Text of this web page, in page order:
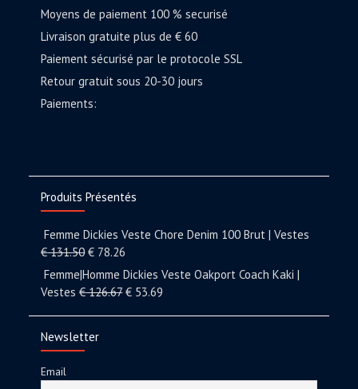
Moyens de paiement 100 % securisé
Livraison gratuite plus de € 60
Paiement sécurisé par le protocole SSL
Retour gratuit sous 20-30 jours
Paiements:
Produits Présentés
Femme Dickies Veste Chore Denim 100 Brut | Vestes
€131.50 € 78.26
Femme|Homme Dickies Veste Oakport Coach Kaki |
Vestes €126.67 € 53.69
Newsletter
Email